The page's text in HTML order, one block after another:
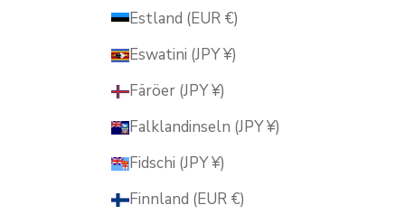
Estland (EUR €)
Eswatini (JPY ¥)
Färöer (JPY ¥)
Falklandinseln (JPY ¥)
Fidschi (JPY ¥)
Finnland (EUR €)